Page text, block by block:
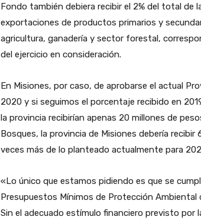
Fondo también debiera recibir el 2% del total de
exportaciones de productos primarios y
agricultura, ganadería y sector forestal,
del ejercicio en consideración.
En Misiones, por caso, de aprobarse el actual
2020 y si seguimos el porcentaje recibido en
la provincia recibirían apenas 20 millones de
Bosques, la provincia de Misiones debería recibir
veces más de lo planteado actualmente para
«Lo único que estamos pidiendo es que se
Presupuestos Mínimos de Protección Ambiental
Sin el adecuado estímulo financiero previsto por